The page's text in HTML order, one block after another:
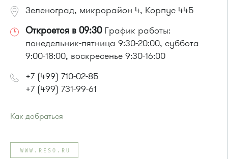
Зеленоград, микрорайон 4, Корпус 445
Откроется в 09:30График работы:
понедельник-пятница 9:30-20:00, суббота
9:00-18:00, воскресенье 9:30-16:00
+7 (499) 710-02-85
+7 (499) 731-99-61
Как добраться
Автобусы № 1, 3, 8, 11, 19, 29, 32, 400, 400э.
Маршрутка № 408м, 419м, 476м
WWW.RESO.RU